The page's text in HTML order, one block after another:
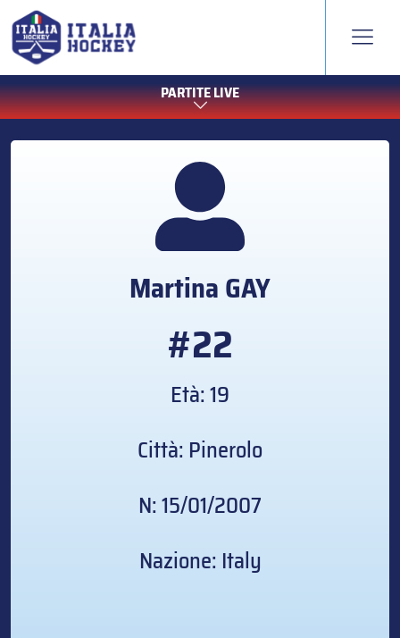
PARTITE LIVE
MartinaGAY
#22
Età: 19
Città: Pinerolo
N: 15/01/2007
Nazione: Italy